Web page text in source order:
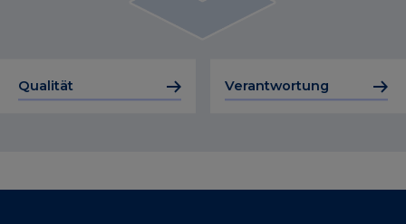
Qualität Verantwortung